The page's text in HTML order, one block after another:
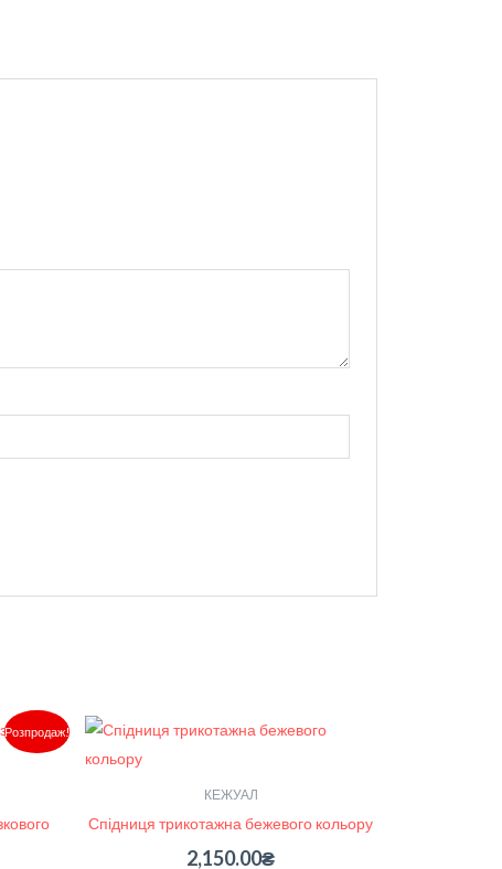
Розпродаж!
Поточна
ціна:
3,100.00₴.
КЕЖУАЛ
Спідниця трикотажна бежевого кольору
2,150.00₴